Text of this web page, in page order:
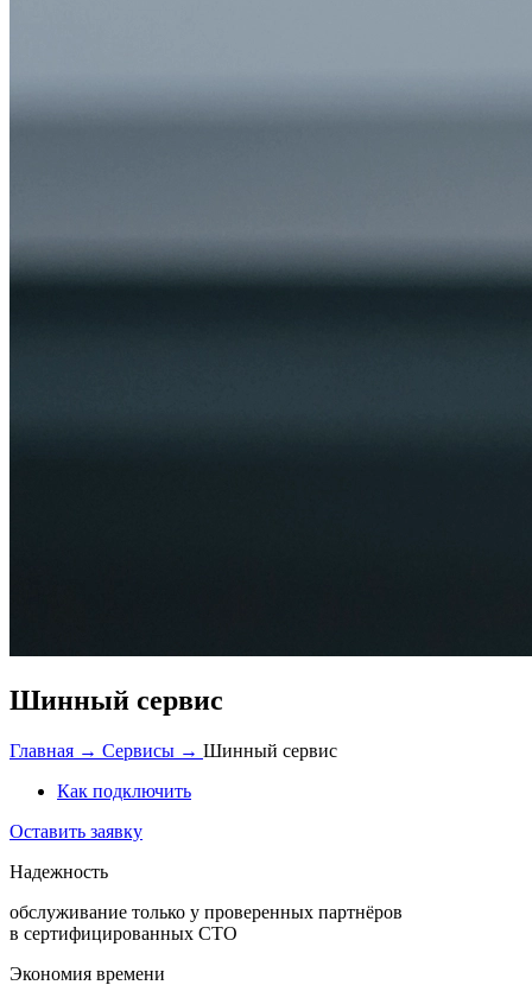
Шинный сервис
Главная → Сервисы → Шинный сервис
Как подключить
Оставить заявку
Надежность
обслуживание только у проверенных партнёров
в сертифицированных СТО
Экономия времени